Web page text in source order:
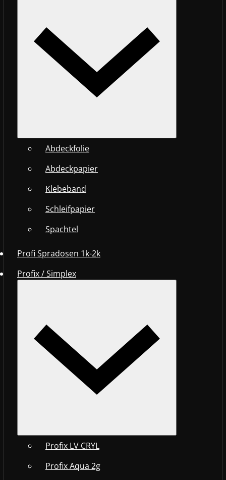
Abdeckfolie
Abdeckpapier
Klebeband
Schleifpapier
Spachtel
Profi Spradosen 1k-2k
Profix / Simplex
Profix LV CRYL
Profix Aqua 2g